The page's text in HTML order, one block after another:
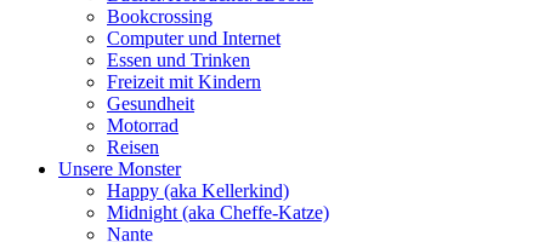
Bookcrossing
Computer und Internet
Essen und Trinken
Freizeit mit Kindern
Gesundheit
Motorrad
Reisen
Unsere Monster
Happy (aka Kellerkind)
Midnight (aka Cheffe-Katze)
Nante